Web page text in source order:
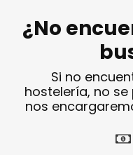
¿No
Si no
hostelería, no
nos